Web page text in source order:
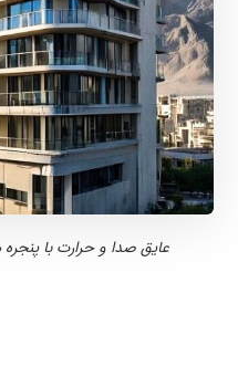
عایق صدا و حرارت با